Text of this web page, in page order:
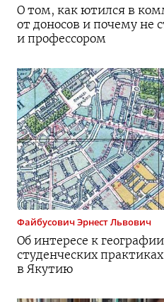
О том, как ютился в
от доносов и почему не
и профессором
ФайбусовичЭрнест Львович
Об интересе к
студенческих
в Якутию